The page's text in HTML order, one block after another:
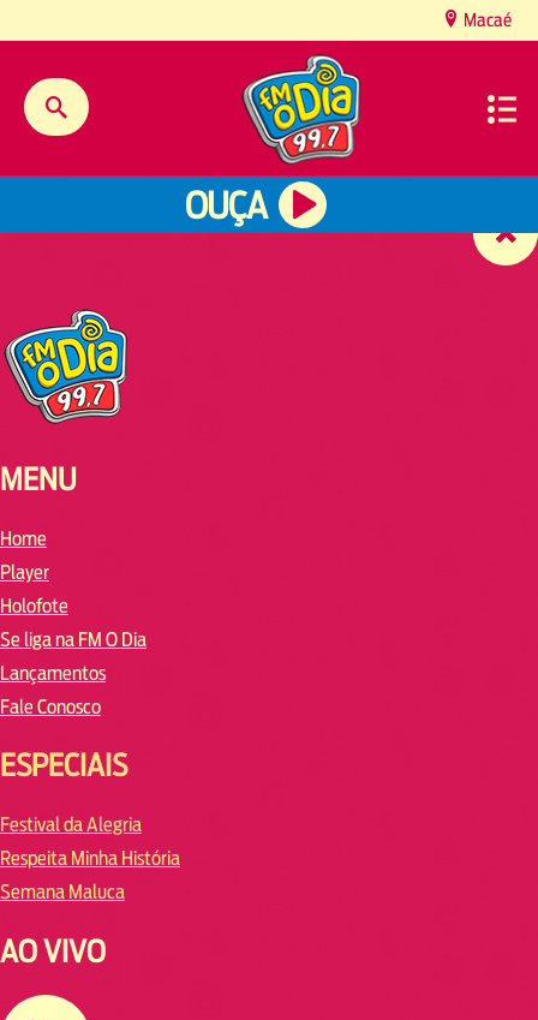
Macaé
OUÇA
MENU
Home
Player
Holofote
Se liga na FM O Dia
Lançamentos
Fale Conosco
ESPECIAIS
Festival da Alegria
Respeita Minha História
Semana Maluca
AO VIVO